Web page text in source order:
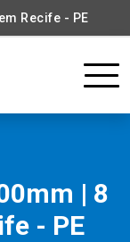
Recife - PE
| 8
- PE